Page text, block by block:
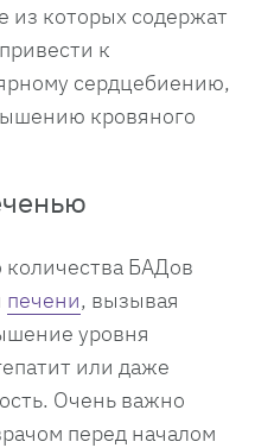
из которых содержат
к
сердцебиению,
кровяного
БАДов
печени, вызывая
уровня
или даже
Очень важно
перед началом